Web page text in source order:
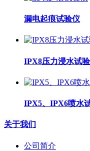
漏电起痕试验仪
IPX8压力浸水试
IPX5、IPX6喷水
关于我们
公司简介